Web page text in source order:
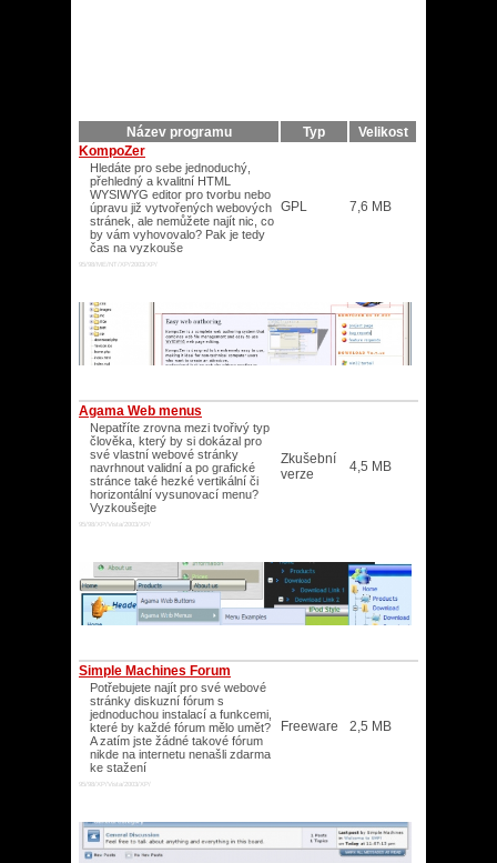
Název programu Typ
Velikost
KompoZer
Hledáte pro sebe jednoduchý,
přehledný a kvalitní HTML
WYSIWYG editor pro tvorbu nebo
úpravu již vytvořených webových
stránek, ale nemůžete najít nic, co
by vám vyhovovalo? Pak je tedy
čas na vyzkouše
95/98/ME/NT/XP/2003/XP/
GPL 7,6 MB
Agama Web menus
Nepatříte zrovna mezi tvořivý typ
člověka, který by si dokázal pro
své vlastní webové stránky
navrhnout validní a po grafické
stránce také hezké vertikální či
horizontální vysunovací menu?
Vyzkoušejte
95/98/XP/Vista/2003/XP/
Zkušební
verze
4,5 MB
Simple Machines Forum
Potřebujete najít pro své webové
stránky diskuzní fórum s
jednoduchou instalací a funkcemi,
které by každé fórum mělo umět?
A zatím jste žádné takové fórum
nikde na internetu nenašli zdarma
ke stažení
95/98/XP/Vista/2003/XP/
Freeware 2,5 MB